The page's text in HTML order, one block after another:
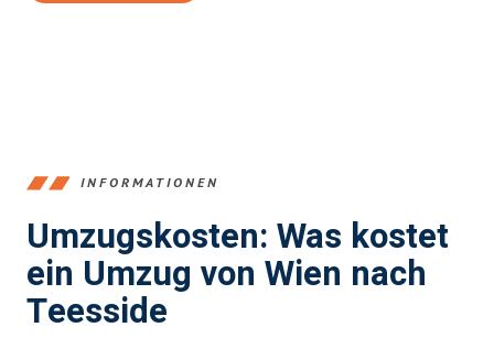
INFORMATIONEN
Umzugskosten: Was kostet
ein Umzug von Wien nach
Teesside